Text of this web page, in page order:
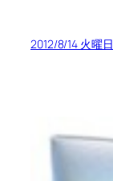
2012/8/14 火曜日